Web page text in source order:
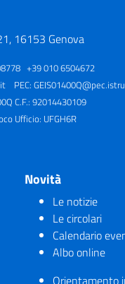
16153 Genova
+39 010 6504672
PEC:
C.F.: 92014430109
Ufficio: UFGH6R
Novità
Le notizie
Le circolari
Calendario
Albo online
Orientamento